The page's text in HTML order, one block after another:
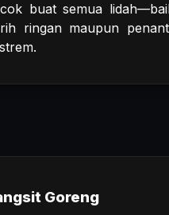
buat semua
ringan maupun
Goreng